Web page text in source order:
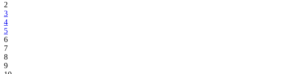
2
3
4
5
6
7
8
9